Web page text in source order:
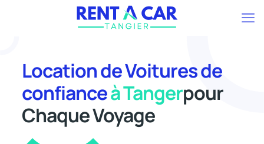
Location de Voitures de
confianceà Tangerpour
Chaque Voyage